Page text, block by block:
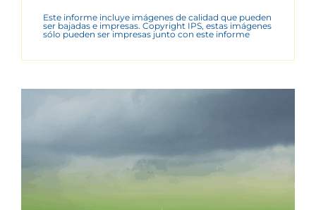
Este informe incluye imágenes de calidad que pueden
ser bajadas e impresas. Copyright IPS, estas imágenes
sólo pueden ser impresas junto con este informe